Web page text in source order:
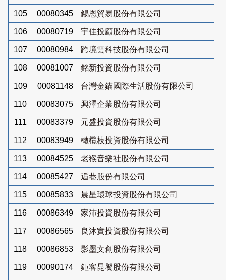
105 00080345 錫恩貿易股份有限公司
106 00080719 宇佳投顧股份有限公司
107 00080984 跨境雲科技股份有限公司
108 00081007 銘新投資股份有限公司
109 00081148 台灣金錨國際生活股份有限公司
110 00083075 興澤企業股份有限公司
111 00083379 元盛投資股份有限公司
112 00083949 橄欖枝投資股份有限公司
113 00084525 老猴音樂社股份有限公司
114 00085427 逅巷股份有限公司
115 00085833 晨星環球投資股份有限公司
116 00086349 家沛投資股份有限公司
117 00086565 良沐實投資股份有限公司
118 00086853 影墨文創股份有限公司
119 00090174 鉅客昆饕股份有限公司